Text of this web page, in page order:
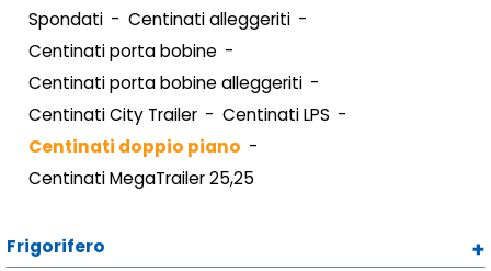
Spondati
Centinati alleggeriti
Centinati porta bobine
Centinati porta bobine alleggeriti
Centinati City Trailer
Centinati LPS
Centinati doppio piano
Centinati MegaTrailer 25,25
Frigorifero